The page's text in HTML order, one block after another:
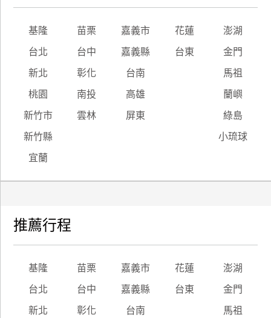
基隆 苗栗 嘉義市 花蓮 澎湖
台北 台中 嘉義縣 台東 金門
新北 彰化 台南 馬祖
桃園 南投 高雄 蘭嶼
新竹市 雲林 屏東 綠島
新竹縣 小琉球
宜蘭
推薦行程
基隆 苗栗 嘉義市 花蓮 澎湖
台北 台中 嘉義縣 台東 金門
新北 彰化 台南 馬祖